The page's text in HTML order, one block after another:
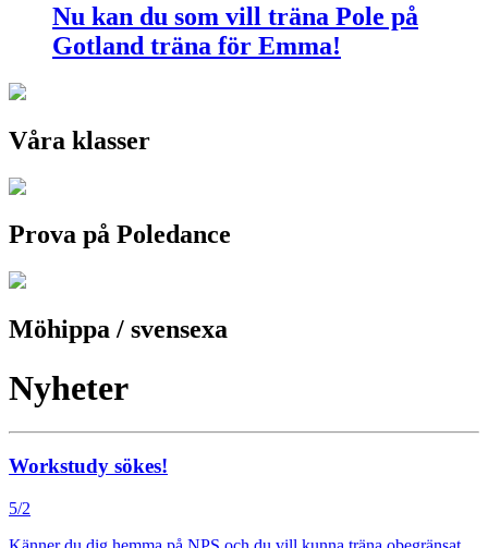
Nu kan du som vill träna Pole på
Gotland träna för Emma!
Våra klasser
Prova på Poledance
Möhippa / svensexa
Nyheter
Workstudy sökes!
5/2